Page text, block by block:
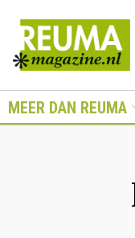
MEER DAN REUMA